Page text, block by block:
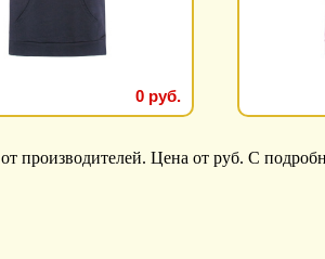
0 руб.
производителей. Цена от руб. С